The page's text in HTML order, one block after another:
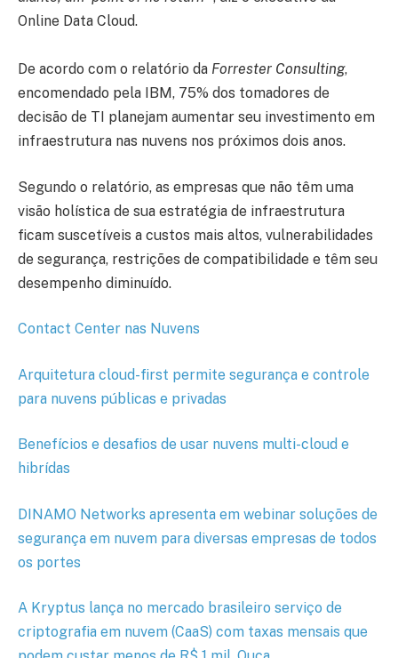
Online Data Cloud.
De acordo com o relatório da Forrester Consulting,
encomendado pela IBM, 75% dos tomadores de
decisão de TI planejam aumentar seu investimento em
infraestrutura nas nuvens nos próximos dois anos.
Segundo o relatório, as empresas que não têm uma
visão holística de sua estratégia de infraestrutura
ficam suscetíveis a custos mais altos, vulnerabilidades
de segurança, restrições de compatibilidade e têm seu
desempenho diminuído.
Contact Center nas Nuvens
Arquitetura cloud-first permite segurança e controle
para nuvens públicas e privadas
Benefícios e desafios de usar nuvens multi-cloud e
hibrídas
DINAMO Networks apresenta em webinar soluções de
segurança em nuvem para diversas empresas de todos
os portes
A Kryptus lança no mercado brasileiro serviço de
criptografia em nuvem (CaaS) com taxas mensais que